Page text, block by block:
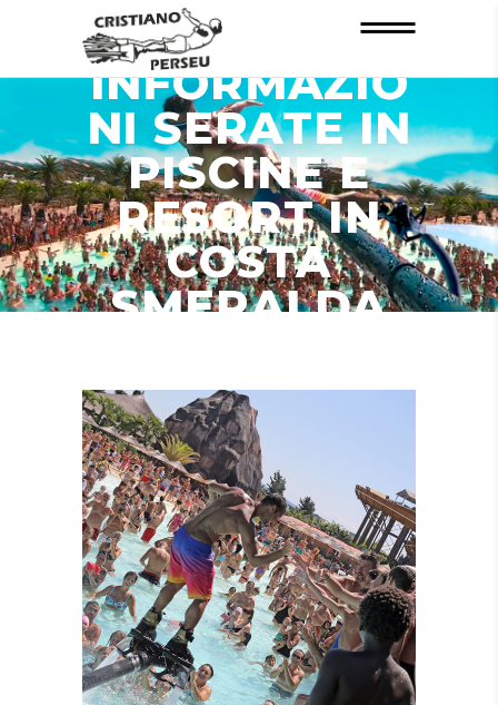
INFORMAZIO
NI SERATE IN
PISCINE E
RESORT IN
COSTA
SMERALDA
FLYBOARD
TANDEM